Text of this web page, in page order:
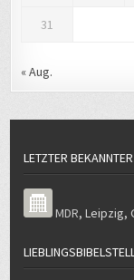
31
« Aug.
LETZTER
MDR,Leipzig,